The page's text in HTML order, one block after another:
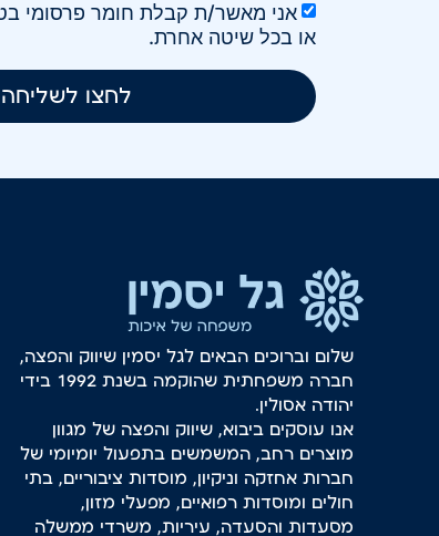
או בכל שיטה אחרת.
לחצו לשליחה
שלום וברוכים הבאים לגל יסמין שיווק והפצה,
חברה משפחתית שהוקמה בשנת 1992 בידי
יהודה אסולין.
אנו עוסקים ביבוא, שיווק והפצה של מגוון
מוצרים רחב, המשמשים בתפעול יומיומי של
חברות אחזקה וניקיון, מוסדות ציבוריים, בתי
חולים ומוסדות רפואיים, מפעלי מזון,
מסעדות והסעדה, עיריות, משרדי ממשלה